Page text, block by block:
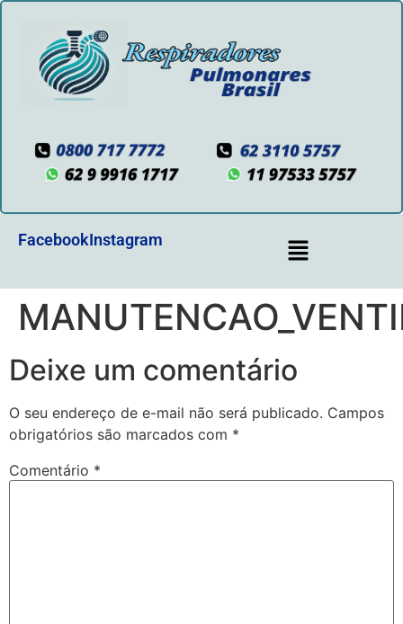
FacebookInstagram
Deixe um comentário
O seu endereço de e-mail não será publicado. Campos
obrigatórios são marcados com *
Comentário *